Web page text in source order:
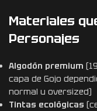
Materiales
Personajes
Algodón premium
capa de Gojo
normal u oversized)
Tintas ecológicas